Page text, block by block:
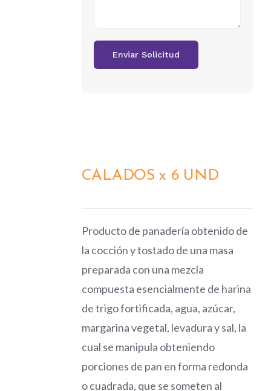
CALADOS x 6 UND
Producto de panadería obtenido de
la cocción y tostado de una masa
preparada con una mezcla
compuesta esencialmente de harina
de trigo fortificada, agua, azúcar,
margarina vegetal, levadura y sal, la
cual se manipula obteniendo
porciones de pan en forma redonda
o cuadrada, que se someten al